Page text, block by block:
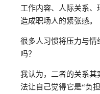
工作内容、人际关系、
造成职场人的紧张感。
很多人习惯将压力与情
吗？
我认为，二者的关系其
法让自己觉得它是“负